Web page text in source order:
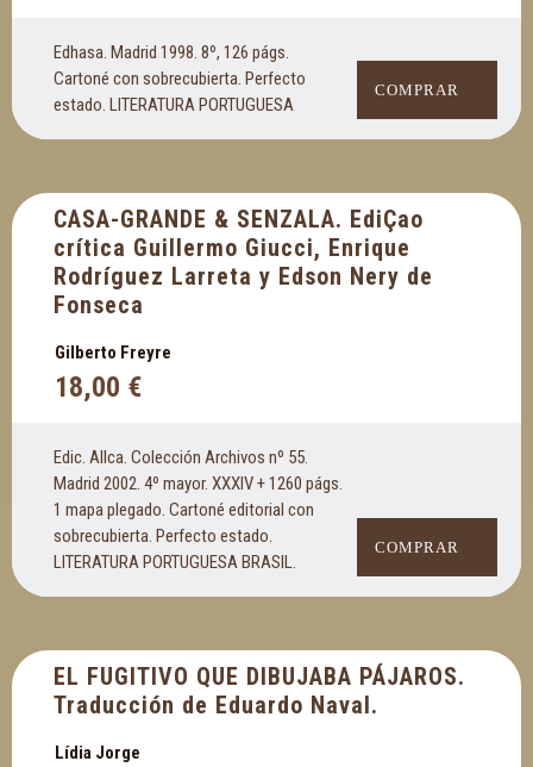
Edhasa. Madrid 1998. 8º, 126 págs.
Cartoné con sobrecubierta. Perfecto
estado. LITERATURA PORTUGUESA
COMPRAR
CASA-GRANDE & SENZALA. EdiÇao
crítica Guillermo Giucci, Enrique
Rodríguez Larreta y Edson Nery de
Fonseca
Gilberto Freyre
18,00 €
Edic. Allca. Colección Archivos nº 55.
Madrid 2002. 4º mayor. XXXIV + 1260 págs.
1 mapa plegado. Cartoné editorial con
sobrecubierta. Perfecto estado.
LITERATURA PORTUGUESA BRASIL.
COMPRAR
EL FUGITIVO QUE DIBUJABA PÁJAROS.
Traducción de Eduardo Naval.
Lídia Jorge